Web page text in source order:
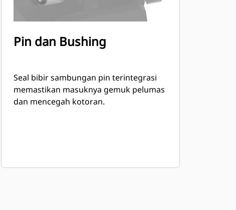
Pin dan Bushing
Seal bibir sambungan pin terintegrasi
memastikan masuknya gemuk pelumas
dan mencegah kotoran.